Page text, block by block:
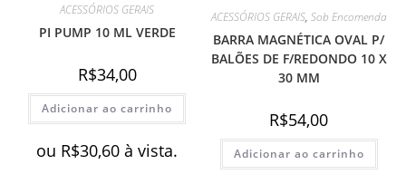
ACESSÓRIOS GERAIS
PI PUMP 10 ML VERDE
R$34,00
Adicionar ao carrinho
ou R$30,60 à vista.
ACESSÓRIOS GERAIS, Sob Encomenda
BARRA MAGNÉTICA OVAL P/
BALÕES DE F/REDONDO 10 X
30 MM
R$54,00
Adicionar ao carrinho